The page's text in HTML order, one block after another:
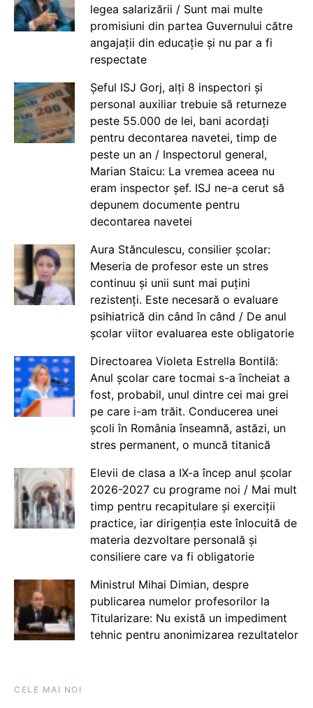
legea salarizării / Sunt mai multe
promisiuni din partea Guvernului către
angajații din educație și nu par a fi
respectate
Șeful ISJ Gorj, alți 8 inspectori și
personal auxiliar trebuie să returneze
peste 55.000 de lei, bani acordați
pentru decontarea navetei, timp de
peste un an / Inspectorul general,
Marian Staicu: La vremea aceea nu
eram inspector șef. ISJ ne-a cerut să
depunem documente pentru
decontarea navetei
Aura Stănculescu, consilier școlar:
Meseria de profesor este un stres
continuu și unii sunt mai puțini
rezistenți. Este necesară o evaluare
psihiatrică din când în când / De anul
școlar viitor evaluarea este obligatorie
Directoarea Violeta Estrella Bontilă:
Anul școlar care tocmai s-a încheiat a
fost, probabil, unul dintre cei mai grei
pe care i-am trăit. Conducerea unei
școli în România înseamnă, astăzi, un
stres permanent, o muncă titanică
Elevii de clasa a IX-a încep anul școlar
2026-2027 cu programe noi / Mai mult
timp pentru recapitulare și exerciții
practice, iar dirigenția este înlocuită de
materia dezvoltare personală și
consiliere care va fi obligatorie
Ministrul Mihai Dimian, despre
publicarea numelor profesorilor la
Titularizare: Nu există un impediment
tehnic pentru anonimizarea rezultatelor
CELE MAI NOI